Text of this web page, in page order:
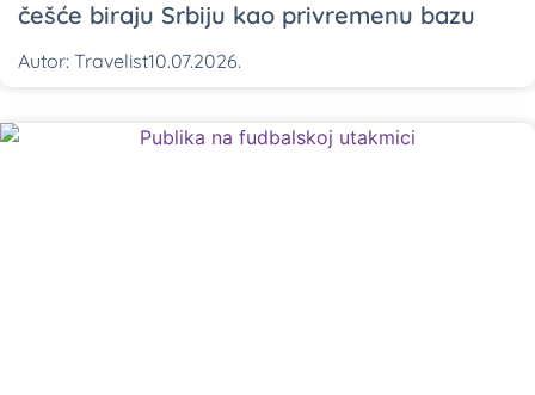
češće biraju Srbiju kao privremenu bazu
Autor: Travelist10.07.2026.